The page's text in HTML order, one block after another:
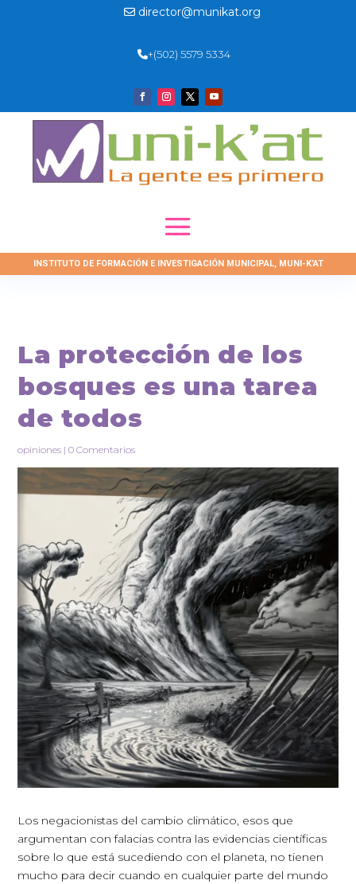
director@munikat.org
+(502) 5579 5334
INSTITUTO DE FORMACIÓN E INVESTIGACIÓN MUNICIPAL, MUNI-K’AT
La protección de los
bosques es una tarea
de todos
opiniones |0 Comentarios
Los negacionistas del cambio climático, esos que
argumentan con falacias contra las evidencias científicas
sobre lo que está sucediendo con el planeta, no tienen
mucho para decir cuando en cualquier parte del mundo